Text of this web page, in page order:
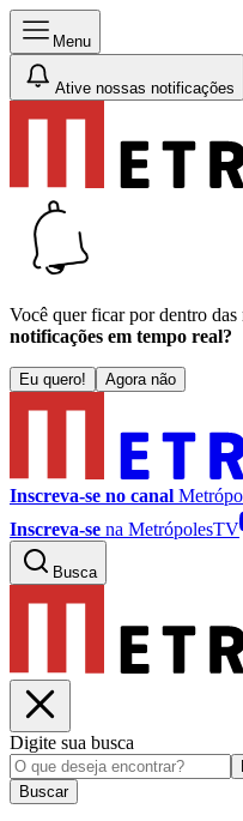
Menu
Ative nossas notificações
Você quer ficar por dentro
notificações em tempo real?
Eu quero! Agora não
Inscreva-se no canal
Inscreva-se na MetrópolesTV
Busca
Digite sua busca
Buscar